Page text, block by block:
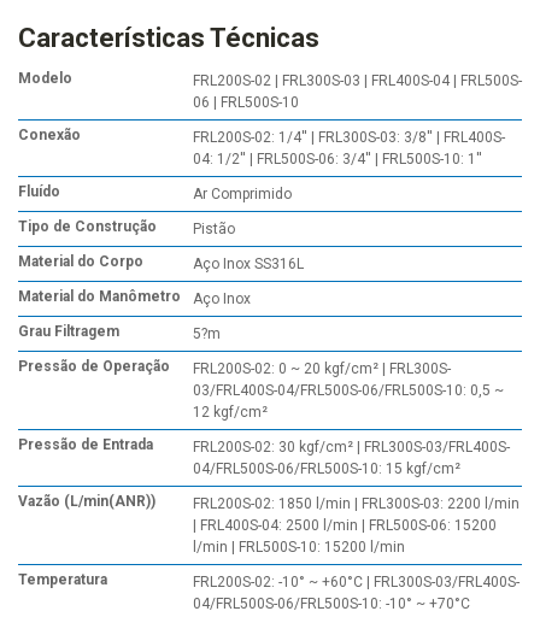
Características Técnicas
Modelo
FRL200S-02 | FRL300S-03 | FRL400S-04 | FRL500S-
06 | FRL500S-10
Conexão
FRL200S-02: 1/4'' | FRL300S-03: 3/8'' | FRL400S-
04: 1/2'' | FRL500S-06: 3/4'' | FRL500S-10: 1''
Fluído
Ar Comprimido
Tipo de Construção
Pistão
Material do Corpo
Aço Inox SS316L
Material do Manômetro
Aço Inox
Grau Filtragem
5?m
Pressão de Operação
FRL200S-02: 0 ~ 20 kgf/cm² | FRL300S-
03/FRL400S-04/FRL500S-06/FRL500S-10: 0,5 ~
12 kgf/cm²
Pressão de Entrada
FRL200S-02: 30 kgf/cm² | FRL300S-03/FRL400S-
04/FRL500S-06/FRL500S-10: 15 kgf/cm²
Vazão (L/min(ANR))
FRL200S-02: 1850 l/min | FRL300S-03: 2200 l/min
| FRL400S-04: 2500 l/min | FRL500S-06: 15200
l/min | FRL500S-10: 15200 l/min
Temperatura
FRL200S-02: -10° ~ +60°C | FRL300S-03/FRL400S-
04/FRL500S-06/FRL500S-10: -10° ~ +70°C